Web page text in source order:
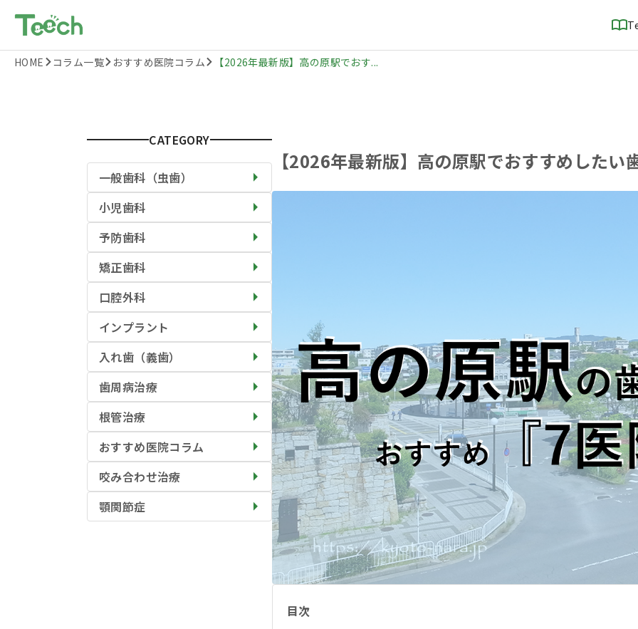
HOME コラム一覧 おすすめ医院コラム 【2026年最新版】高の原駅でおす...
CATEGORY
一般歯科（虫歯）
小児歯科
予防歯科
矯正歯科
口腔外科
インプラント
入れ歯（義歯）
歯周病治療
根管治療
おすすめ医院コラム
咬み合わせ治療
顎関節症
【2026年最新版】高の原駅でおすすめしたい
目次